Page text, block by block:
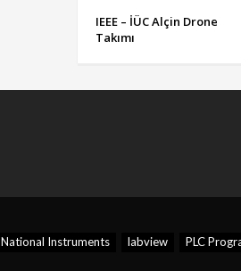
IEEE – İÜC Alçin Drone
Takımı
National Instruments labview PLC